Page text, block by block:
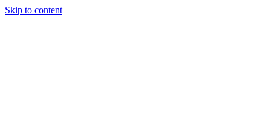
Skip to content